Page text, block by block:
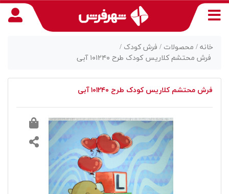
خانه / محصولات / فرش کودک /
فرش محتشم کلاریس کودک طرح ۱۰۱۲۴۰ آبی
فرش محتشم کلاریس کودک طرح ۱۰۱۲۴۰ آبی